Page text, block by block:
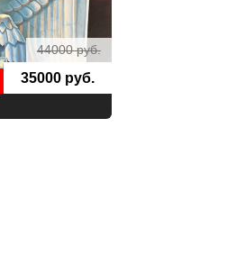
44000 руб.
35000 руб.